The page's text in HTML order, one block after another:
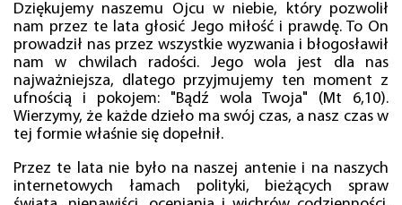
Dziękujemy naszemu Ojcu w niebie, który pozwolił
nam przez te lata głosić Jego miłość i prawdę. To On
prowadził nas przez wszystkie wyzwania i błogosławił
nam w chwilach radości. Jego wola jest dla nas
najważniejsza, dlatego przyjmujemy ten moment z
ufnością i pokojem: "Bądź wola Twoja" (Mt 6,10).
Wierzymy, że każde dzieło ma swój czas, a nasz czas w
tej formie właśnie się dopełnił.
Przez te lata nie było na naszej antenie i na naszych
internetowych łamach polityki, bieżących spraw